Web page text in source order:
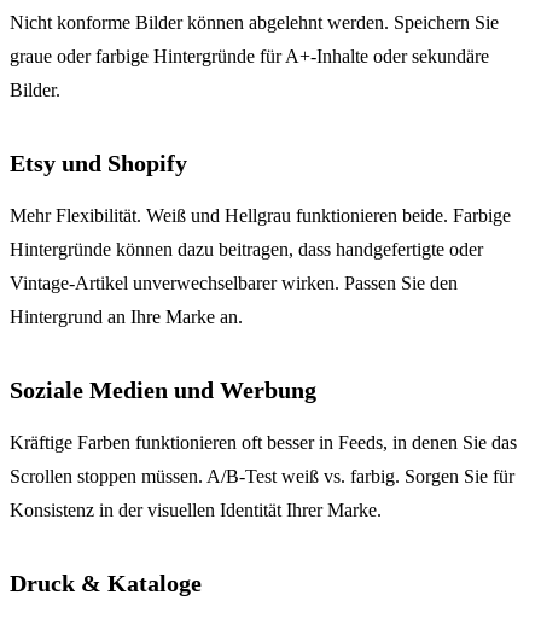
Nicht konforme Bilder können abgelehnt werden. Speichern Sie
graue oder farbige Hintergründe für A+-Inhalte oder sekundäre
Bilder.
Etsy und Shopify
Mehr Flexibilität. Weiß und Hellgrau funktionieren beide. Farbige
Hintergründe können dazu beitragen, dass handgefertigte oder
Vintage-Artikel unverwechselbarer wirken. Passen Sie den
Hintergrund an Ihre Marke an.
Soziale Medien und Werbung
Kräftige Farben funktionieren oft besser in Feeds, in denen Sie das
Scrollen stoppen müssen. A/B-Test weiß vs. farbig. Sorgen Sie für
Konsistenz in der visuellen Identität Ihrer Marke.
Druck & Kataloge